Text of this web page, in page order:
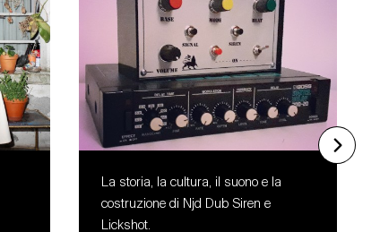
La storia, la cultura, il suono e la
costruzione di Njd Dub Siren e
Lickshot.